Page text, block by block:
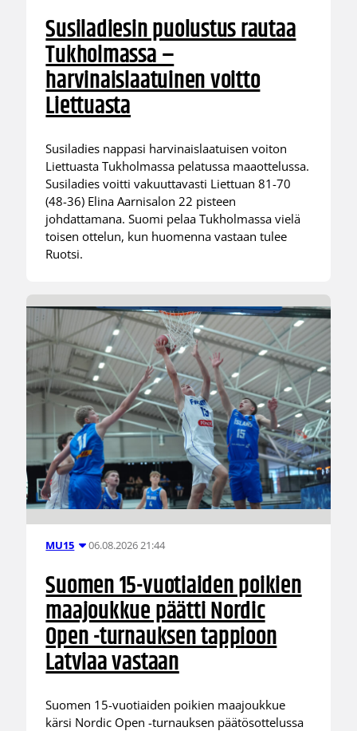
Susiladiesin puolustus rautaa
Tukholmassa –
harvinaislaatuinen voitto
Liettuasta
Susiladies nappasi harvinaislaatuisen voiton
Liettuasta Tukholmassa pelatussa maaottelussa.
Susiladies voitti vakuuttavasti Liettuan 81-70
(48-36) Elina Aarnisalon 22 pisteen
johdattamana. Suomi pelaa Tukholmassa vielä
toisen ottelun, kun huomenna vastaan tulee
Ruotsi.
MU15 06.08.2026 21:44
Suomen 15-vuotiaiden poikien
maajoukkue päätti Nordic
Open -turnauksen tappioon
Latviaa vastaan
Suomen 15-vuotiaiden poikien maajoukkue
kärsi Nordic Open -turnauksen päätösottelussa